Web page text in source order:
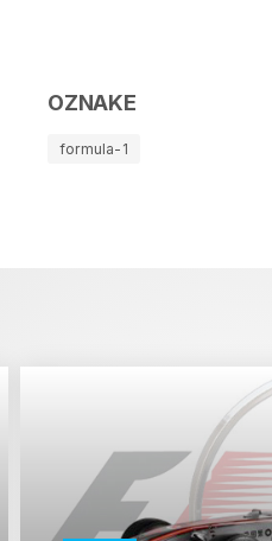
OZNAKE
formula-1